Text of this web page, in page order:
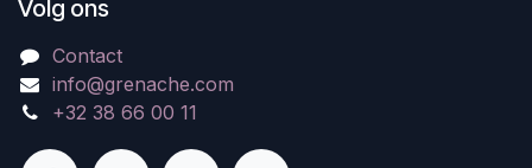
Volg ons
Contact
info@grenache.com
+32 38 66 00 11